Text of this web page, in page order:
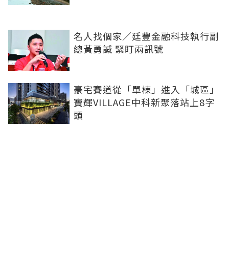
名人找個家／廷豐金融科技執行副
總黃勇諴 緊盯兩訊號
豪宅賽道從「單棟」進入「城區」
寶輝VILLAGE中科新聚落站上8字
頭